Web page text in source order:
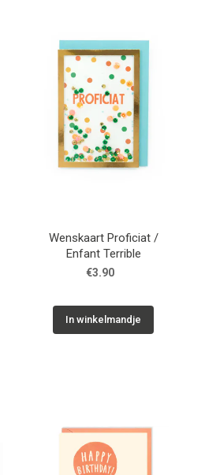
Wenskaart Proficiat /
Enfant Terrible
€3.90
In winkelmandje